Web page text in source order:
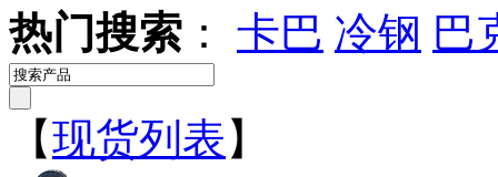
热门搜索 ： 卡巴 冷钢 巴
【现货列表 】